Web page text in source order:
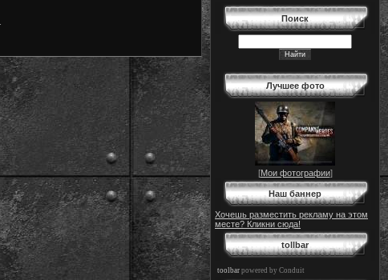
Поиск
Лучшее фото
[Мои фотографии]
Наш баннер
Хочешь разместить рекламу на этом
месте? Кликни сюда!
tollbar
toolbar powered by Conduit